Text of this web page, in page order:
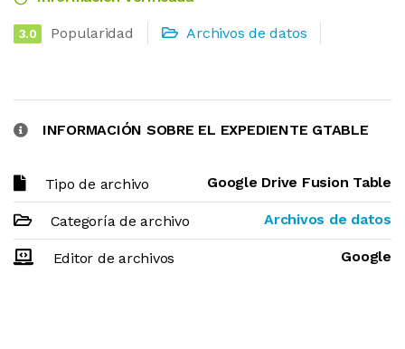
3.0 Popularidad Archivos de datos
INFORMACIÓN SOBRE EL EXPEDIENTE GTABLE
Tipo de archivo Google Drive Fusion Table
Categoría de archivo Archivos de datos
Editor de archivos Google